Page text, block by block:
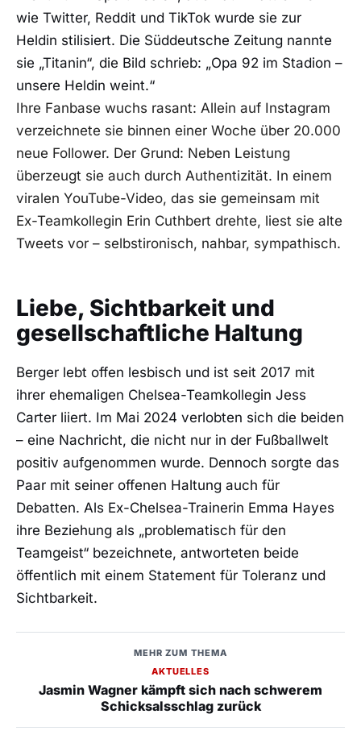
wie Twitter, Reddit und TikTok wurde sie zur
Heldin stilisiert. Die Süddeutsche Zeitung nannte
sie „Titanin“, die Bild schrieb: „Opa 92 im Stadion –
unsere Heldin weint.“
Ihre Fanbase wuchs rasant: Allein auf Instagram
verzeichnete sie binnen einer Woche über 20.000
neue Follower. Der Grund: Neben Leistung
überzeugt sie auch durch Authentizität. In einem
viralen YouTube-Video, das sie gemeinsam mit
Ex-Teamkollegin Erin Cuthbert drehte, liest sie alte
Tweets vor – selbstironisch, nahbar, sympathisch.
Liebe, Sichtbarkeit und
gesellschaftliche Haltung
Berger lebt offen lesbisch und ist seit 2017 mit
ihrer ehemaligen Chelsea-Teamkollegin Jess
Carter liiert. Im Mai 2024 verlobten sich die beiden
– eine Nachricht, die nicht nur in der Fußballwelt
positiv aufgenommen wurde. Dennoch sorgte das
Paar mit seiner offenen Haltung auch für
Debatten. Als Ex-Chelsea-Trainerin Emma Hayes
ihre Beziehung als „problematisch für den
Teamgeist“ bezeichnete, antworteten beide
öffentlich mit einem Statement für Toleranz und
Sichtbarkeit.
MEHR ZUM THEMA
AKTUELLES
Jasmin Wagner kämpft sich nach schwerem
Schicksalsschlag zurück